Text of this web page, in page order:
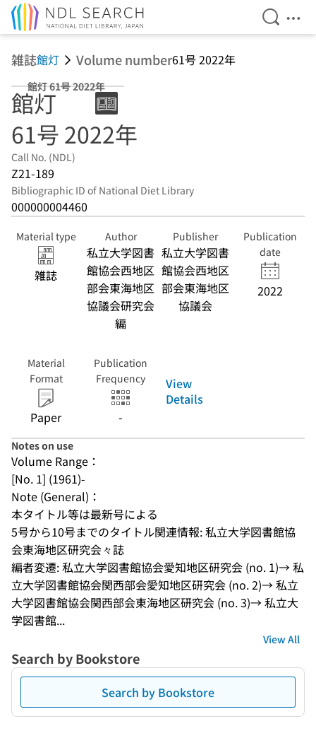
Open
雑誌館灯 Volume number61号 2022年
館灯 61号 2022年
館灯
61号 2022年
Call No. (NDL)
Z21-189
Bibliographic ID of National Diet Library
000000004460
Material type
雑誌
Author
私立大学図書
館協会西地区
部会東海地区
協議会研究会
編
Publisher
私立大学図書
館協会西地区
部会東海地区
協議会
Publication
date
2022
Material
Format
Paper
Publication
Frequency
-
View
Details
Notes on use
Volume Range：
[No. 1] (1961)-
Note (General)：
本タイトル等は最新号による
5号から10号までのタイトル関連情報: 私立大学図書館協
会東海地区研究会々誌
編者変遷: 私立大学図書館協会愛知地区研究会 (no. 1)→ 私
立大学図書館協会関西部会愛知地区研究会 (no. 2)→ 私立
大学図書館協会関西部会東海地区研究会 (no. 3)→ 私立大
学図書館...
View All
Search by Bookstore
Search by Bookstore